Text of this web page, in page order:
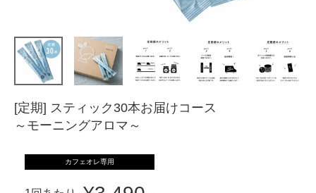
[定期] スティック30本お届けコース
～モーニングアロマ～
カフェオレ専用